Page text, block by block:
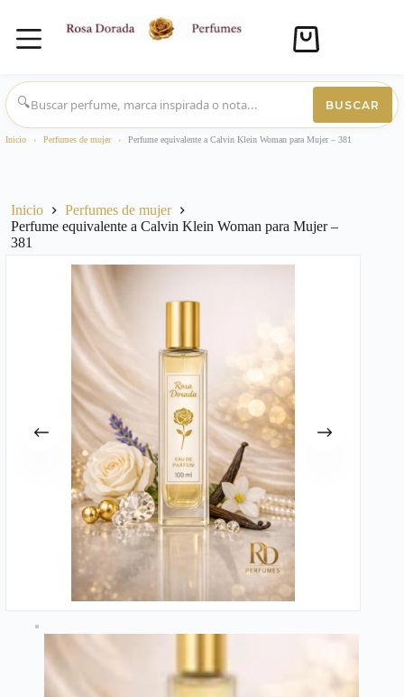
Saltar
al
contenido
Carro
compra
🔍
BUSCAR
Inicio › Perfumes de mujer › Perfume equivalente a Calvin Klein Woman para Mujer – 381
Inicio
Perfumes de mujer
Perfume equivalente a Calvin Klein Woman para Mujer –
381